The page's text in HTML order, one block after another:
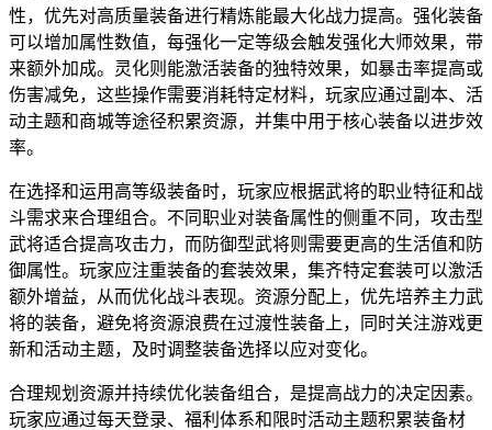
性，优先对高质量装备进行精炼能最大化战力提高。强化装备
可以增加属性数值，每强化一定等级会触发强化大师效果，带
来额外加成。灵化则能激活装备的独特效果，如暴击率提高或
伤害减免，这些操作需要消耗特定材料，玩家应通过副本、活
动主题和商城等途径积累资源，并集中用于核心装备以进步效
率。
在选择和运用高等级装备时，玩家应根据武将的职业特征和战
斗需求来合理组合。不同职业对装备属性的侧重不同，攻击型
武将适合提高攻击力，而防御型武将则需要更高的生活值和防
御属性。玩家应注重装备的套装效果，集齐特定套装可以激活
额外增益，从而优化战斗表现。资源分配上，优先培养主力武
将的装备，避免将资源浪费在过渡性装备上，同时关注游戏更
新和活动主题，及时调整装备选择以应对变化。
合理规划资源并持续优化装备组合，是提高战力的决定因素。
玩家应通过每天登录、福利体系和限时活动主题积累装备材